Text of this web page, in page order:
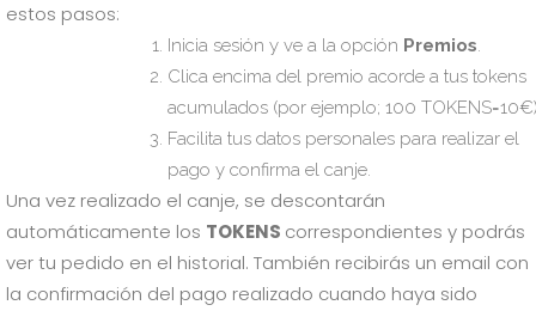
estos pasos:
Inicia sesión y ve a la opción Premios.
Clica encima del premio acorde a tus tokens
acumulados (por ejemplo; 100
Facilita tus datos personales para realizar el
pago y confirma el canje.
Una vez realizado el canje, se descontarán
automáticamente los TOKENS correspondientes y podrás
ver tu pedido en el historial. También recibirás un email con
la confirmación del pago realizado cuando haya sido